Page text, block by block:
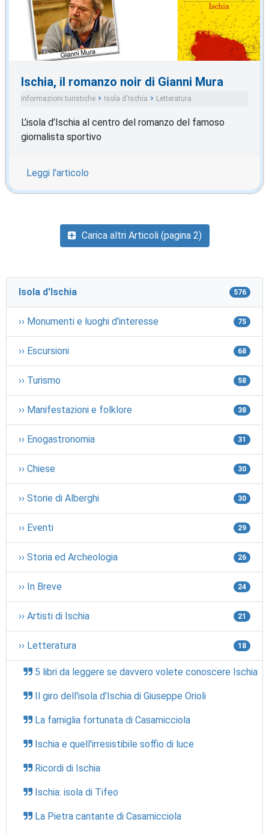
Ischia, il romanzo noir di Gianni Mura
Informazioni turistiche Isola d'Ischia Letteratura
L’isola d’Ischia al centro del romanzo del famoso
giornalista sportivo
Leggi l'articolo
Carica altri Articoli (pagina 2)
Isola d'Ischia 576
›› Monumenti e luoghi d'interesse 75
›› Escursioni 68
›› Turismo 58
›› Manifestazioni e folklore 38
›› Enogastronomia 31
›› Chiese 30
›› Storie di Alberghi 30
›› Eventi 29
›› Storia ed Archeologia 26
›› In Breve 24
›› Artisti di Ischia 21
›› Letteratura 18
5 libri da leggere se davvero volete conoscere Ischia
Il giro dell'isola d'Ischia di Giuseppe Orioli
La famiglia fortunata di Casamicciola
Ischia e quell'irresistibile soffio di luce
Ricordi di Ischia
Ischia: isola di Tifeo
La Pietra cantante di Casamicciola